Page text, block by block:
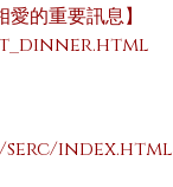
的重要訊息】
serc/index.html